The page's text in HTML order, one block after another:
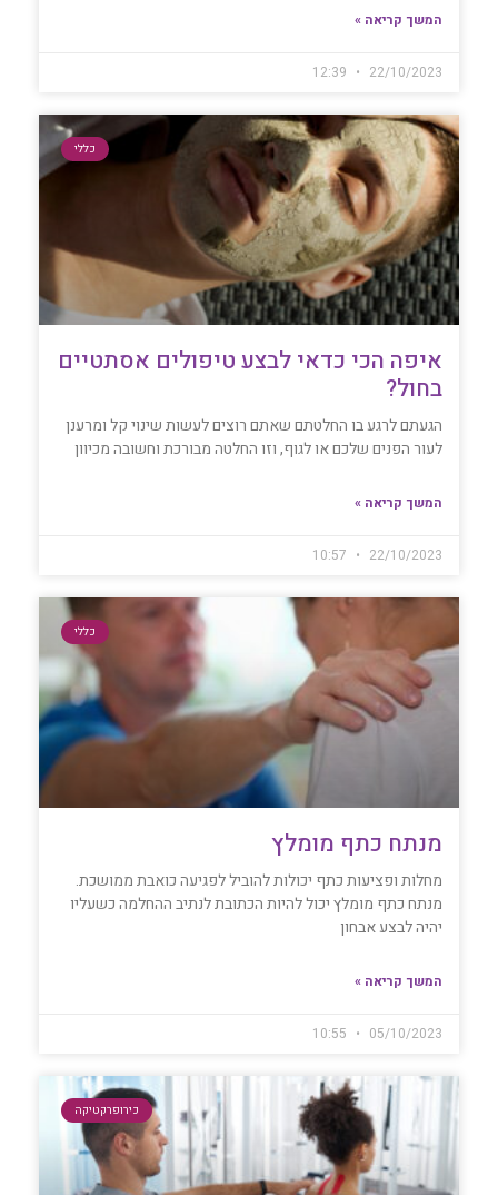
המשך קריאה »
22/10/2023
כללי
איפה הכי כדאי לבצע טיפולים אסתטיים
בחול?
הגעתם לרגע בו החלטתם שאתם רוצים לעשות שינוי קל ומרענן
לעור הפנים שלכם או לגוף, וזו החלטה מבורכת וחשובה מכיוון
המשך קריאה »
22/10/2023
כללי
מנתח כתף מומלץ
מחלות ופציעות כתף יכולות להוביל לפגיעה כואבת ממושכת.
מנתח כתף מומלץ יכול להיות הכתובת לנתיב ההחלמה כשעליו
יהיה לבצע אבחון
המשך קריאה »
05/10/2023
כירופרקטיקה